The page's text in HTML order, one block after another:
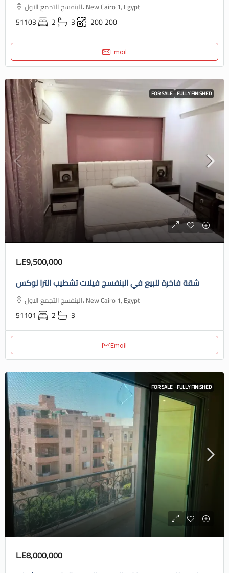
البنفسج التجمع الاول، New Cairo 1, Egypt
51103 2 3 200200
Email
FOR SALE FULLY FINISHED
L.E9,500,000
شقة فاخرة للبيع في البنفسج فيلات تشطيب الترا لوكس
البنفسج التجمع الاول، New Cairo 1, Egypt
51101 2 3
Email
FOR SALE FULLY FINISHED
L.E8,000,000